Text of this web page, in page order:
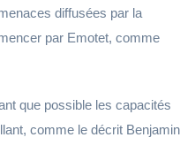
diffusées par la
par Emotet, comme
que possible les capacités
comme le décrit Benjamin